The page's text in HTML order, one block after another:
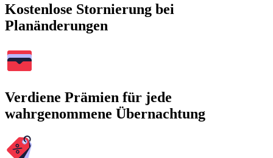
Kostenlose Stornierung bei
Planänderungen
Verdiene Prämien für jede
wahrgenommene Übernachtung